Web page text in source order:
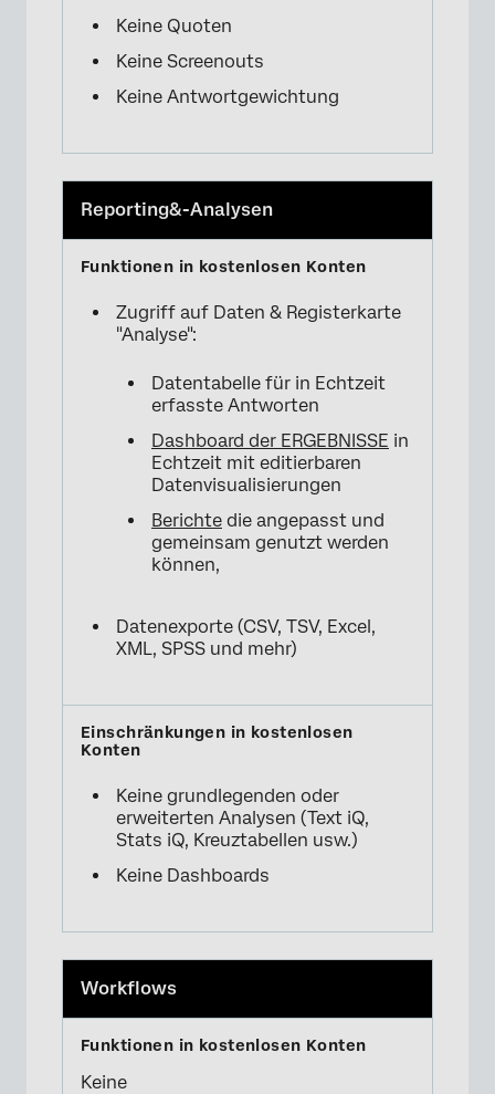
Keine Quoten
Keine Screenouts
Keine Antwortgewichtung
Reporting&-Analysen
Zugriff auf Daten & Registerkarte
"Analyse":
Datentabelle für in Echtzeit
erfasste Antworten
Dashboard der ERGEBNISSE in
Echtzeit mit editierbaren
Datenvisualisierungen
Berichte die angepasst und
gemeinsam genutzt werden
können,
Datenexporte (CSV, TSV, Excel,
XML, SPSS und mehr)
Keine grundlegenden oder
erweiterten Analysen (Text iQ,
Stats iQ, Kreuztabellen usw.)
Keine Dashboards
Workflows
Keine